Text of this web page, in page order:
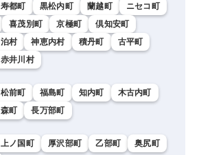
寿都町 黒松内町 蘭越町
ニセコ町
喜茂別町 京極町
倶知安町
泊村 神恵内村 積丹町
古平町
赤井川村
松前町 福島町 知内町
木古内町
森町 長万部町
上ノ国町 厚沢部町 乙部町
奥尻町